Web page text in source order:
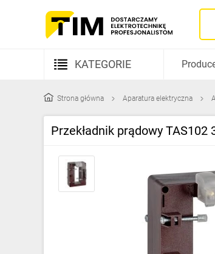
KATEGORIE
Kable i przewody
Rozdzielnice i obudowy
Elementy prowadzenia kabli
Fotowoltaika
Strona główna Aparatura elektryczna
Przekładnik prądowy